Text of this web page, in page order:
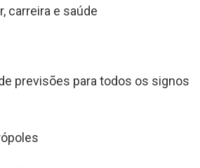
carreira e saúde